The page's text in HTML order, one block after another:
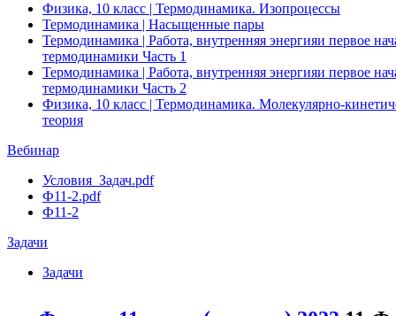
Физика, 10 класс | Термодинамика. Изопроцессы
Термодинамика | Насыщенные пары
Термодинамика | Работа, внутренняя энергияи первое
термодинамики Часть 1
Термодинамика | Работа, внутренняя энергияи первое
термодинамики Часть 2
Физика, 10 класс | Термодинамика. Молекулярно-
теория
Вебинар
Условия_Задач.pdf
Ф11-2.pdf
Ф11-2
Задачи
Задачи